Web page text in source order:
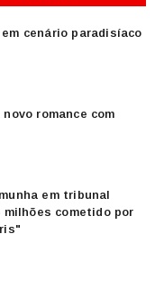
cenário paradisíaco
romance com
em tribunal
cometido por